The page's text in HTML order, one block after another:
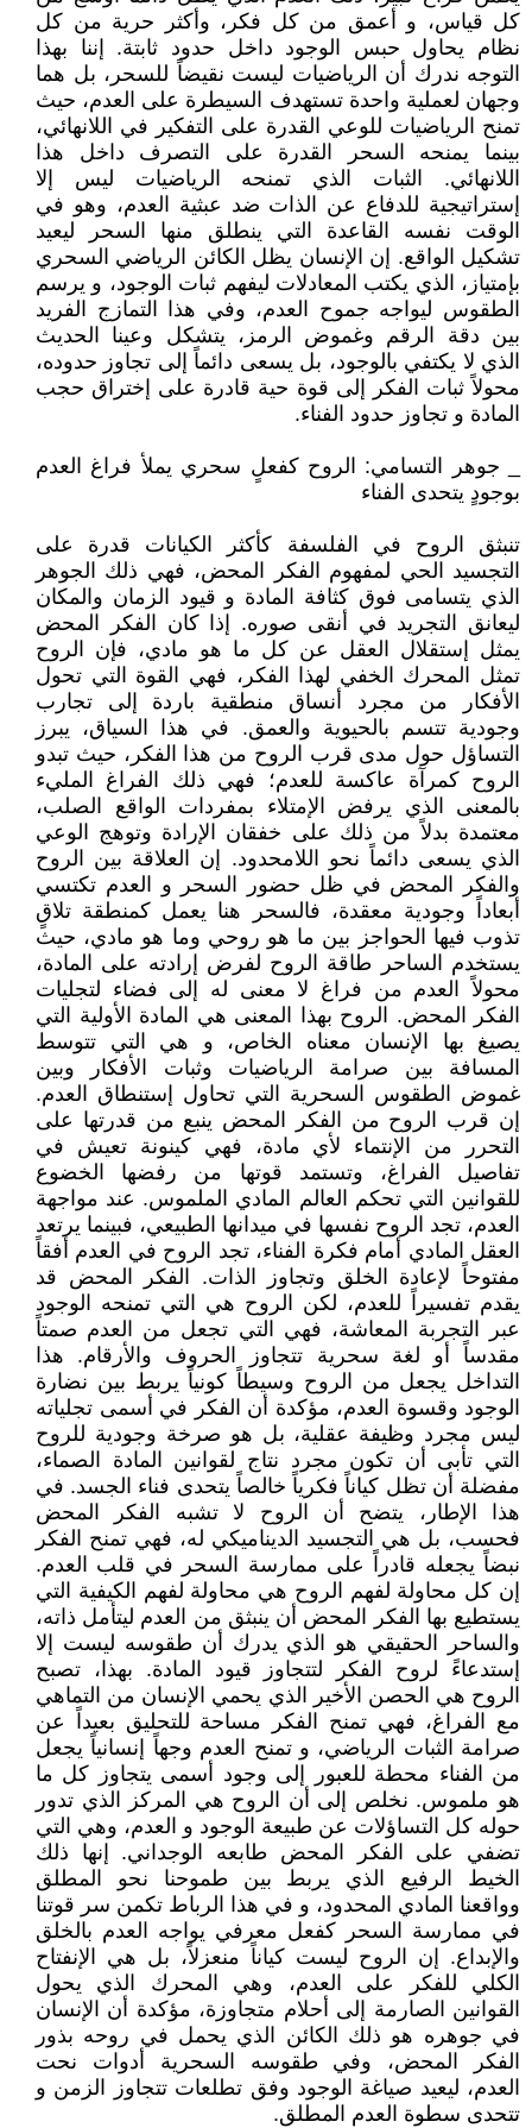
كل قياس، و أعمق من كل فكر، وأكثر حرية من كل
نظام يحاول حبس الوجود داخل حدود ثابتة. إننا بهذا
التوجه ندرك أن الرياضيات ليست نقيضاً للسحر، بل هما
وجهان لعملية واحدة تستهدف السيطرة على العدم، حيث
تمنح الرياضيات للوعي القدرة على التفكير في اللانهائي،
بينما يمنحه السحر القدرة على التصرف داخل هذا
اللانهائي. الثبات الذي تمنحه الرياضيات ليس إلا
إستراتيجية للدفاع عن الذات ضد عبثية العدم، وهو في
الوقت نفسه القاعدة التي ينطلق منها السحر ليعيد
تشكيل الواقع. إن الإنسان يظل الكائن الرياضي السحري
بإمتياز، الذي يكتب المعادلات ليفهم ثبات الوجود، و يرسم
الطقوس ليواجه جموح العدم، وفي هذا التمازج الفريد
بين دقة الرقم وغموض الرمز، يتشكل وعينا الحديث
الذي لا يكتفي بالوجود، بل يسعى دائماً إلى تجاوز حدوده،
محولاً ثبات الفكر إلى قوة حية قادرة على إختراق حجب
المادة و تجاوز حدود الفناء.
_ جوهر التسامي: الروح كفعلٍ سحري يملأ فراغ العدم
بوجودٍ يتحدى الفناء
تنبثق الروح في الفلسفة كأكثر الكيانات قدرة على
التجسيد الحي لمفهوم الفكر المحض، فهي ذلك الجوهر
الذي يتسامى فوق كثافة المادة و قيود الزمان والمكان
ليعانق التجريد في أنقى صوره. إذا كان الفكر المحض
يمثل إستقلال العقل عن كل ما هو مادي، فإن الروح
تمثل المحرك الخفي لهذا الفكر، فهي القوة التي تحول
الأفكار من مجرد أنساق منطقية باردة إلى تجارب
وجودية تتسم بالحيوية والعمق. في هذا السياق، يبرز
التساؤل حول مدى قرب الروح من هذا الفكر، حيث تبدو
الروح كمرآة عاكسة للعدم؛ فهي ذلك الفراغ المليء
بالمعنى الذي يرفض الإمتلاء بمفردات الواقع الصلب،
معتمدة بدلاً من ذلك على خفقان الإرادة وتوهج الوعي
الذي يسعى دائماً نحو اللامحدود. إن العلاقة بين الروح
والفكر المحض في ظل حضور السحر و العدم تكتسي
أبعاداً وجودية معقدة، فالسحر هنا يعمل كمنطقة تلاقٍ
تذوب فيها الحواجز بين ما هو روحي وما هو مادي، حيث
يستخدم الساحر طاقة الروح لفرض إرادته على المادة،
محولاً العدم من فراغ لا معنى له إلى فضاء لتجليات
الفكر المحض. الروح بهذا المعنى هي المادة الأولية التي
يصيغ بها الإنسان معناه الخاص، و هي التي تتوسط
المسافة بين صرامة الرياضيات وثبات الأفكار وبين
غموض الطقوس السحرية التي تحاول إستنطاق العدم.
إن قرب الروح من الفكر المحض ينبع من قدرتها على
التحرر من الإنتماء لأي مادة، فهي كينونة تعيش في
تفاصيل الفراغ، وتستمد قوتها من رفضها الخضوع
للقوانين التي تحكم العالم المادي الملموس. عند مواجهة
العدم، تجد الروح نفسها في ميدانها الطبيعي، فبينما يرتعد
العقل المادي أمام فكرة الفناء، تجد الروح في العدم أفقاً
مفتوحاً لإعادة الخلق وتجاوز الذات. الفكر المحض قد
يقدم تفسيراً للعدم، لكن الروح هي التي تمنحه الوجود
عبر التجربة المعاشة، فهي التي تجعل من العدم صمتاً
مقدساً أو لغة سحرية تتجاوز الحروف والأرقام. هذا
التداخل يجعل من الروح وسيطاً كونياً يربط بين نضارة
الوجود وقسوة العدم، مؤكدة أن الفكر في أسمى تجلياته
ليس مجرد وظيفة عقلية، بل هو صرخة وجودية للروح
التي تأبى أن تكون مجرد نتاج لقوانين المادة الصماء،
مفضلة أن تظل كياناً فكرياً خالصاً يتحدى فناء الجسد. في
هذا الإطار، يتضح أن الروح لا تشبه الفكر المحض
فحسب، بل هي التجسيد الديناميكي له، فهي تمنح الفكر
نبضاً يجعله قادراً على ممارسة السحر في قلب العدم.
إن كل محاولة لفهم الروح هي محاولة لفهم الكيفية التي
يستطيع بها الفكر المحض أن ينبثق من العدم ليتأمل ذاته،
والساحر الحقيقي هو الذي يدرك أن طقوسه ليست إلا
إستدعاءً لروح الفكر لتتجاوز قيود المادة. بهذا، تصبح
الروح هي الحصن الأخير الذي يحمي الإنسان من التماهي
مع الفراغ، فهي تمنح الفكر مساحة للتحليق بعيداً عن
صرامة الثبات الرياضي، و تمنح العدم وجهاً إنسانياً يجعل
من الفناء محطة للعبور إلى وجود أسمى يتجاوز كل ما
هو ملموس. نخلص إلى أن الروح هي المركز الذي تدور
حوله كل التساؤلات عن طبيعة الوجود و العدم، وهي التي
تضفي على الفكر المحض طابعه الوجداني. إنها ذلك
الخيط الرفيع الذي يربط بين طموحنا نحو المطلق
وواقعنا المادي المحدود، و في هذا الرباط تكمن سر قوتنا
في ممارسة السحر كفعل معرفي يواجه العدم بالخلق
والإبداع. إن الروح ليست كياناً منعزلاً، بل هي الإنفتاح
الكلي للفكر على العدم، وهي المحرك الذي يحول
القوانين الصارمة إلى أحلام متجاوزة، مؤكدة أن الإنسان
في جوهره هو ذلك الكائن الذي يحمل في روحه بذور
الفكر المحض، وفي طقوسه السحرية أدوات نحت
العدم، ليعيد صياغة الوجود وفق تطلعات تتجاوز الزمن و
تتحدى سطوة العدم المطلق.